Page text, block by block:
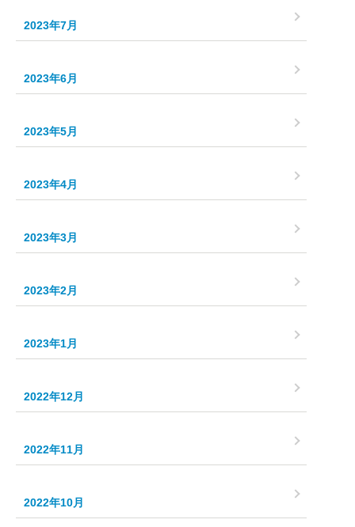
2023年7月
2023年6月
2023年5月
2023年4月
2023年3月
2023年2月
2023年1月
2022年12月
2022年11月
2022年10月